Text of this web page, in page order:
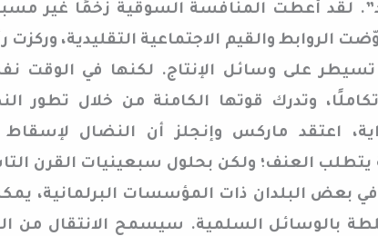
لقد أعطت المنافسة السوقية زخمًا غير
الروابط والقيم الاجتماعية التقليدية،
تسيطر على وسائل الإنتاج. لكنها في الوقت
وتدرك قوتها الكامنة من خلال تطور
اعتقد ماركس وإنجلز أن النضال لإسقاط
يتطلب العنف؛ ولكن بحلول سبعينيات القرن
بعض البلدان ذات المؤسسات البرلمانية،
بالوسائل السلمية. سيسمح الانتقال من